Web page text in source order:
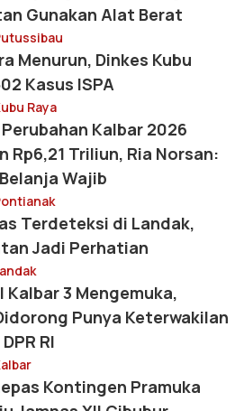
Gunakan Alat Berat
Menurun, Dinkes Kubu
Kasus ISPA
Raya
Kalbar 2026
Rp6,21 Triliun, Ria Norsan:
Wajib
Terdeteksi di Landak,
Jadi Perhatian
Kalbar 3 Mengemuka,
Punya Keterwakilan
RI
Kontingen Pramuka